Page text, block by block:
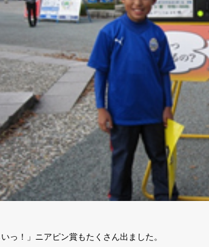
いっ！」ニアピン賞もたくさん出ました。